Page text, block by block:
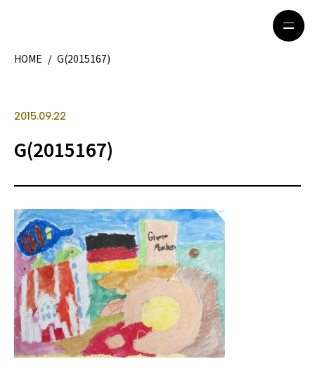
観光ガイド
ライフスタイル
著者一覧
ライター募集
HOME / G(2015167)
2015.09.22
G(2015167)